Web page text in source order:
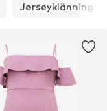
Jerseyklänningar